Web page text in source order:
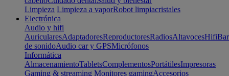
Limpieza Limpieza a vaporRobot limpiacristales
Electrónica
Audio y hifi
AuricularesAdaptadoresReproductoresRadiosAltavocesHifi
de sonidoAudio car y GPSMicrófonos
Informática
AlmacenamientoTabletsComplementosPortátilesImpresoras
Gaming & streaming Monitores gamingAccesorios